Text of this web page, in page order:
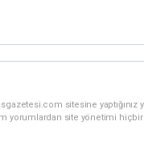
sitesine
yorumlardan site yönetimi